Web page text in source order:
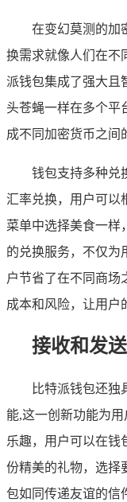
在变幻莫测的加
换需求就像人们在不
派钱包集成了强大且
头苍蝇一样在多个平
成不同加密货币之间
钱包支持多种兑
汇率兑换，用户可以
菜单中选择美食一样
的兑换服务，不仅为
户节省了在不同商场
成本和风险，让用户
接收和发
比特派钱包还独
能,这一创新功能为
乐趣，用户可以在钱
份精美的礼物，选择
包如同传递友谊的信